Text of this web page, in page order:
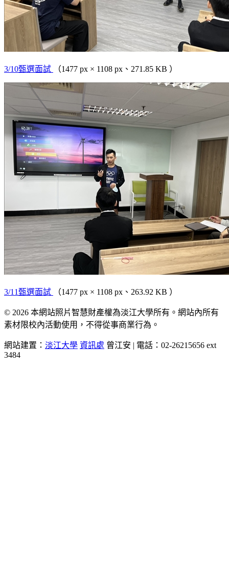
3/10甄選面試 （1477 px × 1108 px、271.85 KB ）
3/11甄選面試 （1477 px × 1108 px、263.92 KB ）
© 2026 本網站照片智慧財產權為淡江大學所有。網站內所有
素材限校內活動使用，不得從事商業行為。
網站建置： 淡江大學 資訊處 曾江安 | 電話：02-26215656 ext
3484